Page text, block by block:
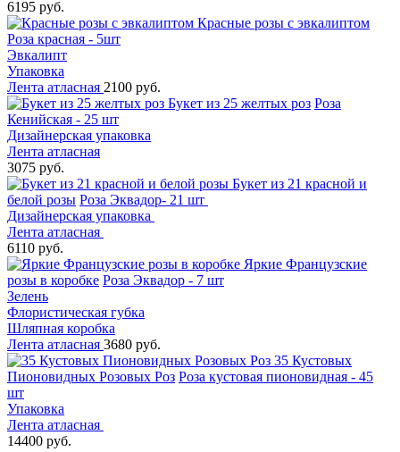
6195 руб.
Красные розы с эвкалиптом
Роза красная - 5шт
Эвкалипт
Упаковка
Лента атласная 2100 руб.
Букет из 25 желтых роз Роза
Кенийская - 25 шт
Дизайнерская упаковка
Лента атласная
3075 руб.
Букет из 21 красной и
белой розы Роза Эквадор- 21 шт
Дизайнерская упаковка
Лента атласная
6110 руб.
Яркие Французские
розы в коробке Роза Эквадор - 7 шт
Зелень
Флористическая губка
Шляпная коробка
Лента атласная 3680 руб.
35 Кустовых
Пионовидных Розовых Роз Роза кустовая пионовидная - 45
шт
Упаковка
Лента атласная
14400 руб.